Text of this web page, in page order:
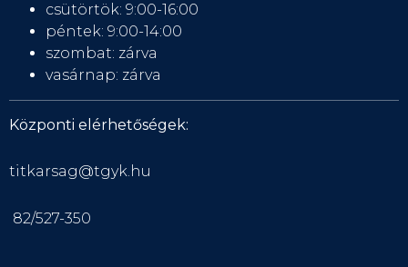
csütörtök: 9:00-16:00
péntek: 9:00-14:00
szombat: zárva
vasárnap: zárva
Központi elérhetőségek:
titkarsag@tgyk.hu
82/527-350